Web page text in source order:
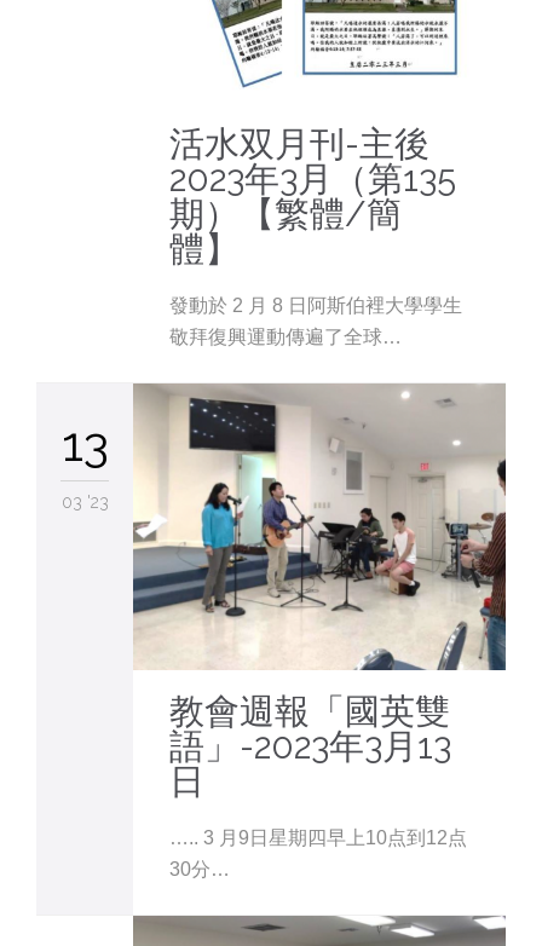
活水双月刊-主後
2023年3月（第135
期）【繁體/簡
體】
發動於 2 月 8 日阿斯伯裡大學學生
敬拜復興運動傳遍了全球…
13
03 '23
教會週報「國英雙
語」-2023年3月13
日
….. 3 月9日星期四早上10点到12点
30分…